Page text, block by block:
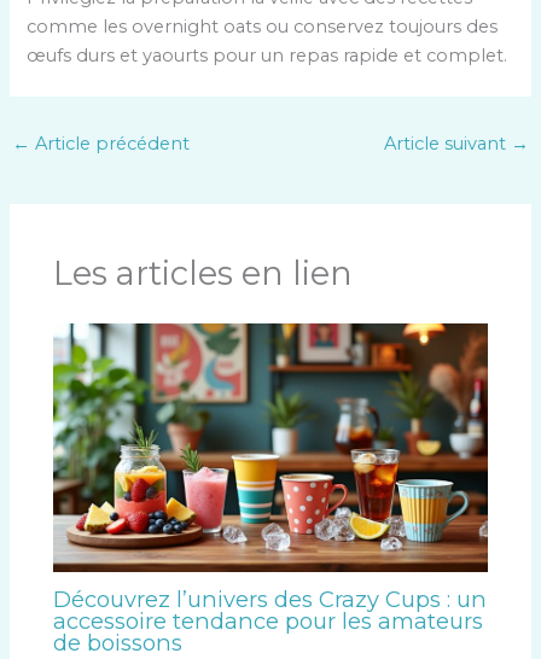
comme les overnight oats ou conservez toujours des
œufs durs et yaourts pour un repas rapide et complet.
← Article précédent Article suivant →
Les articles en lien
Découvrez l’univers des Crazy Cups : un
accessoire tendance pour les amateurs
de boissons